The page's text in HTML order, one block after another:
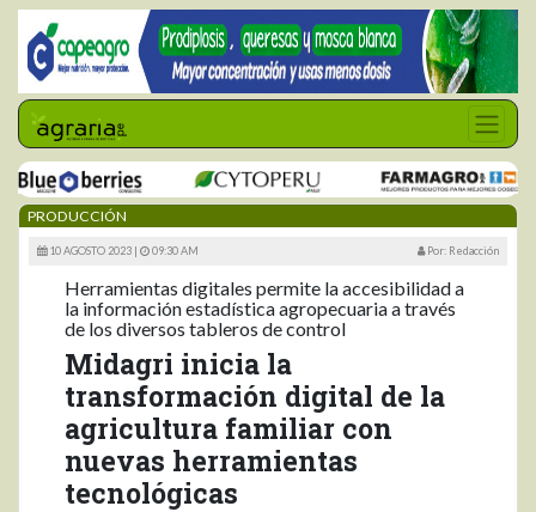
PRODUCCIÓN
10 AGOSTO 2023 | 09:30 AM Por: Redacción
Herramientas digitales permite la accesibilidad a
la información estadística agropecuaria a través
de los diversos tableros de control
Midagri inicia la
transformación digital de la
agricultura familiar con
nuevas herramientas
tecnológicas